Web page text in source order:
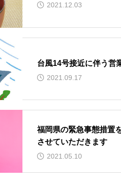
2021.12.03
台風14号接近に伴う営
2021.09.17
福岡県の緊急事態措置
させていただきます
2021.05.10